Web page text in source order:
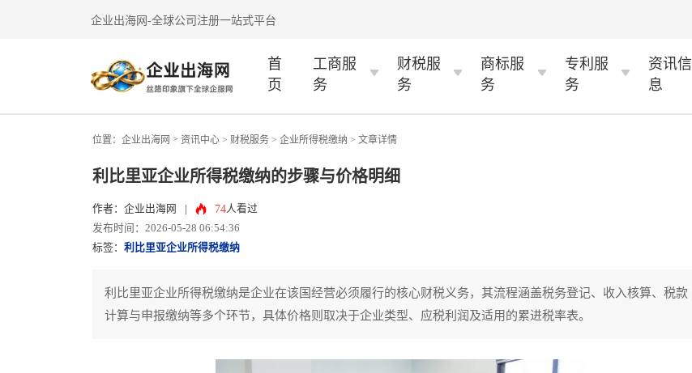
企业出海网-全球公司注册一站式平台
首
页
工商服
务
财税服
务
商标服
务
专利服
务
资讯信
息
位置： 企业出海网 > 资讯中心 > 财税服务 > 企业所得税缴纳 > 文章详情
利比里亚企业所得税缴纳的步骤与价格明细
作者：企业出海网 74人看过
发布时间：2026-05-28 06:54:36
标签： 利比里亚企业所得税缴纳
利比里亚企业所得税缴纳是企业在该国经营必须履行的核心财税义务，其流程涵盖税务登记、收入核算、税款
计算与申报缴纳等多个环节，具体价格则取决于企业类型、应税利润及适用的累进税率表。